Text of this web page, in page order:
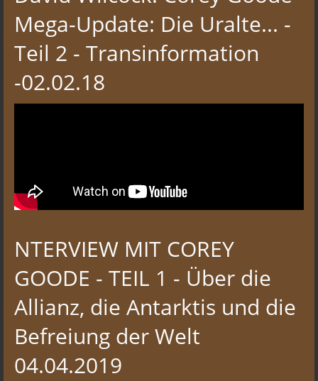
Mega-Update: Die Uralte... -
Teil 2 - Transinformation
-02.02.18
NTERVIEW MIT COREY
GOODE - TEIL 1 - Über die
Allianz, die Antarktis und die
Befreiung der Welt
04.04.2019